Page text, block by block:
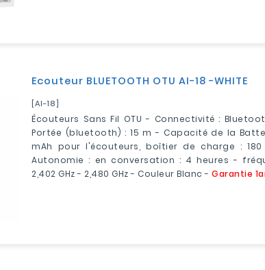
Ecouteur BLUETOOTH OTU AI-18 -WHITE
[AI-18]
Écouteurs Sans Fil OTU - Connectivité :
Portée (bluetooth) : 15 m - Capacité de la
mAh pour l'écouteurs, boîtier de charge :
Autonomie : en conversation : 4 heures -
2,402 GHz - 2,480 GHz - Couleur Blanc -Garantie